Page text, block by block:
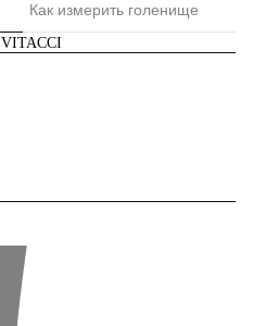
Как измерить голенище
VITACCI